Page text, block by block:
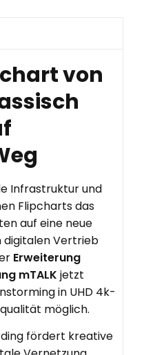
von
Infrastruktur und
Flipcharts das
auf eine neue
digitalen Vertrieb
Erweiterung
mTALK jetzt
in UHD 4k-
möglich.
fördert kreative